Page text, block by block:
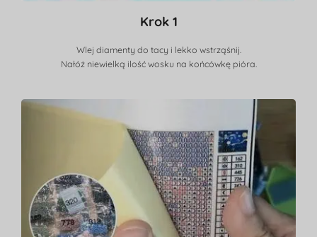
Krok 1
Wlej diamenty do tacy i lekko wstrząśnij.
Nałóż niewielką ilość wosku na końcówkę pióra.